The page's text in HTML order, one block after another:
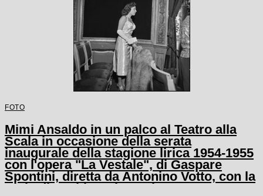
FOTO
Mimi Ansaldo in un palco al Teatro alla
Scala in occasione della serata
inaugurale della stagione lirica 1954-1955
con l'opera "La Vestale", di Gaspare
Spontini, diretta da Antonino Votto, con la
regia di Luchino Visconti